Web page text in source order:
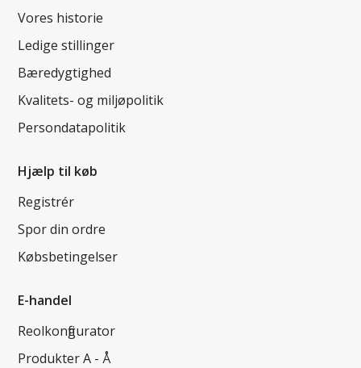
Vores historie
Ledige stillinger
Bæredygtighed
Kvalitets- og miljøpolitik
Persondatapolitik
Hjælp til køb
Registrér
Spor din ordre
Købsbetingelser
E-handel
Reolkonfigurator
Produkter A - Å